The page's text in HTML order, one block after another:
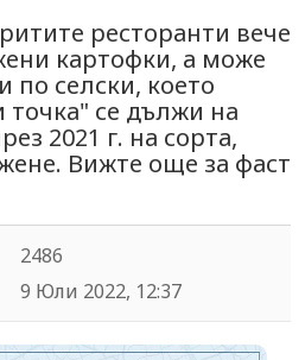
ресторанти вече
картофки, а може
по селски, което
точка" се дължи на
2021 г. на сорта,
Вижте още за фаст
2486
9 Юли 2022, 12:37